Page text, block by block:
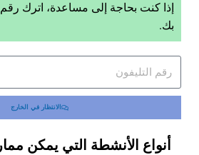
إذا كنت بحاجة إلى مساعدة، اترك
بك.
الانتظار في الخارج
أنواع الأنشطة التي يمكن